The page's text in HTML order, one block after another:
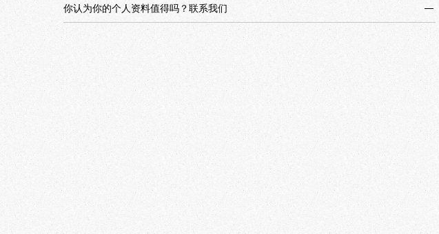
你认为你的个人资料值得吗？联系我们